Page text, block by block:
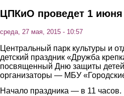
ЦПКиО проведет 1 июня
среда, 27 мая, 2015 - 10:57
Центральный парк культуры и
детский праздник «Дружба
посвященный Дню защиты
организаторы — МБУ
Начало праздника — в 11 часов.